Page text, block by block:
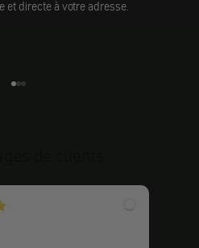
et directe à votre adresse.